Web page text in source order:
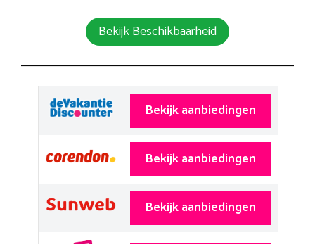
Bekijk Beschikbaarheid
Bekijk aanbiedingen
Bekijk aanbiedingen
Bekijk aanbiedingen